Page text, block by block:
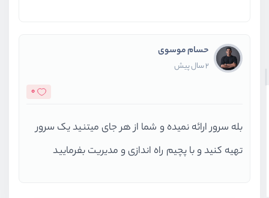
حسام موسوی
2 سال پیش
0
بله سرور ارائه نمیده و شما از هر جای میتنید یک سرور
تهیه کنید و با پچیم راه اندازی و مدیریت بفرمایید